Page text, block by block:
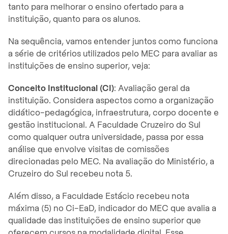
tanto para melhorar o ensino ofertado para a
instituição, quanto para os alunos.
Na sequência, vamos entender juntos como funciona
a série de critérios utilizados pelo MEC para avaliar as
instituições de ensino superior, veja:
Conceito Institucional (CI): Avaliação geral da
instituição. Considera aspectos como a organização
didático-pedagógica, infraestrutura, corpo docente e
gestão institucional. A Faculdade Cruzeiro do Sul
como qualquer outra universidade, passa por essa
análise que envolve visitas de comissões
direcionadas pelo MEC. Na avaliação do Ministério, a
Cruzeiro do Sul recebeu nota 5.
Além disso, a Faculdade Estácio recebeu nota
máxima (5) no Ci-EaD, indicador do MEC que avalia a
qualidade das instituições de ensino superior que